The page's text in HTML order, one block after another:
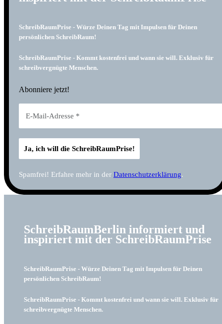
SchreibRaumPrise - Würze Deinen Tag mit Impulsen für Deinen
persönlichen SchreibRaum!
SchreibRaumPrise - Kommt kostenfrei und wann sie will. Exklusiv für
schreibvergnügte Menschen.
Abonniere jetzt!
Spamfrei! Erfahre mehr in der Datenschutzerklärung.
SchreibRaumBerlin informiert und
inspiriert mit der SchreibRaumPrise
SchreibRaumPrise - Würze Deinen Tag mit Impulsen für Deinen
persönlichen SchreibRaum!
SchreibRaumPrise - Kommt kostenfrei und wann sie will. Exklusiv für
schreibvergnügte Menschen.